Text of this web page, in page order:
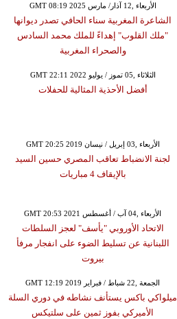
GMT 08:19 2025 الأربعاء ,12 آذار/ مارس
الشاعرة المغربية سناء الحافي تصدر ديوانها
"ملك القلوب" إهداءً للملك محمد السادس
والصحراء المغربية
GMT 22:11 2022 الثلاثاء ,05 تموز / يوليو
أفضل الأحذية المثالية للحفلات
GMT 20:25 2019 الأربعاء ,03 إبريل / نيسان
لجنة الانضباط تعاقب المصري حسين السيد
بالإيقاف 4 مباريات
GMT 20:53 2021 الأربعاء ,04 آب / أغسطس
الاتحاد الأوروبي "يأسف" لعجز السلطات
اللبنانية عن تسليط الضوء على انفجار مرفأ
بيروت
GMT 12:19 2019 الجمعة ,22 شباط / فبراير
ميلواكي باكس يستأنف نشاطه في دوري السلة
الأميركي بفوز ثمين على سلتيكس